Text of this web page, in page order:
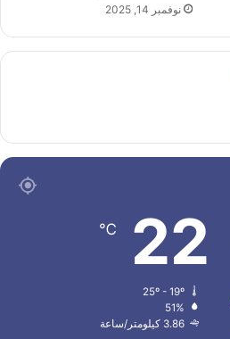
نوفمبر 14, 2025
22
℃
51%
3.86 كيلومتر/ساعة